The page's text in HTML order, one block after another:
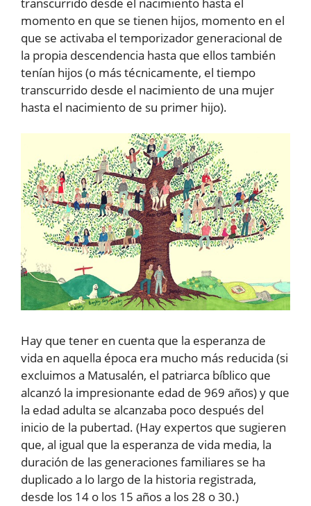
momento en que se tienen hijos, momento en el
que se activaba el temporizador generacional de
la propia descendencia hasta que ellos también
tenían hijos (o más técnicamente, el tiempo
transcurrido desde el nacimiento de una mujer
hasta el nacimiento de su primer hijo).
Hay que tener en cuenta que la esperanza de
vida en aquella época era mucho más reducida (si
excluimos a Matusalén, el patriarca bíblico que
alcanzó la impresionante edad de 969 años) y que
la edad adulta se alcanzaba poco después del
inicio de la pubertad. (Hay expertos que sugieren
que, al igual que la esperanza de vida media, la
duración de las generaciones familiares se ha
duplicado a lo largo de la historia registrada,
desde los 14 o los 15 años a los 28 o 30.)